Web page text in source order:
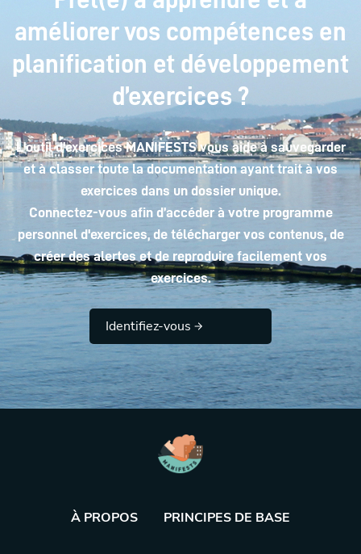
améliorer vos compétences en
planification et développement
d’exercices ?
L'outil d'exercices MANIFESTS vous aide à sauvegarder
et à classer toute la documentation ayant trait à vos
exercices dans un dossier unique.
Connectez-vous afin d’accéder à votre programme
personnel d'exercices, de télécharger vos contenus, de
créer des alertes et de reproduire facilement vos
exercices.
Identifiez-vous
À PROPOS PRINCIPES DE BASE